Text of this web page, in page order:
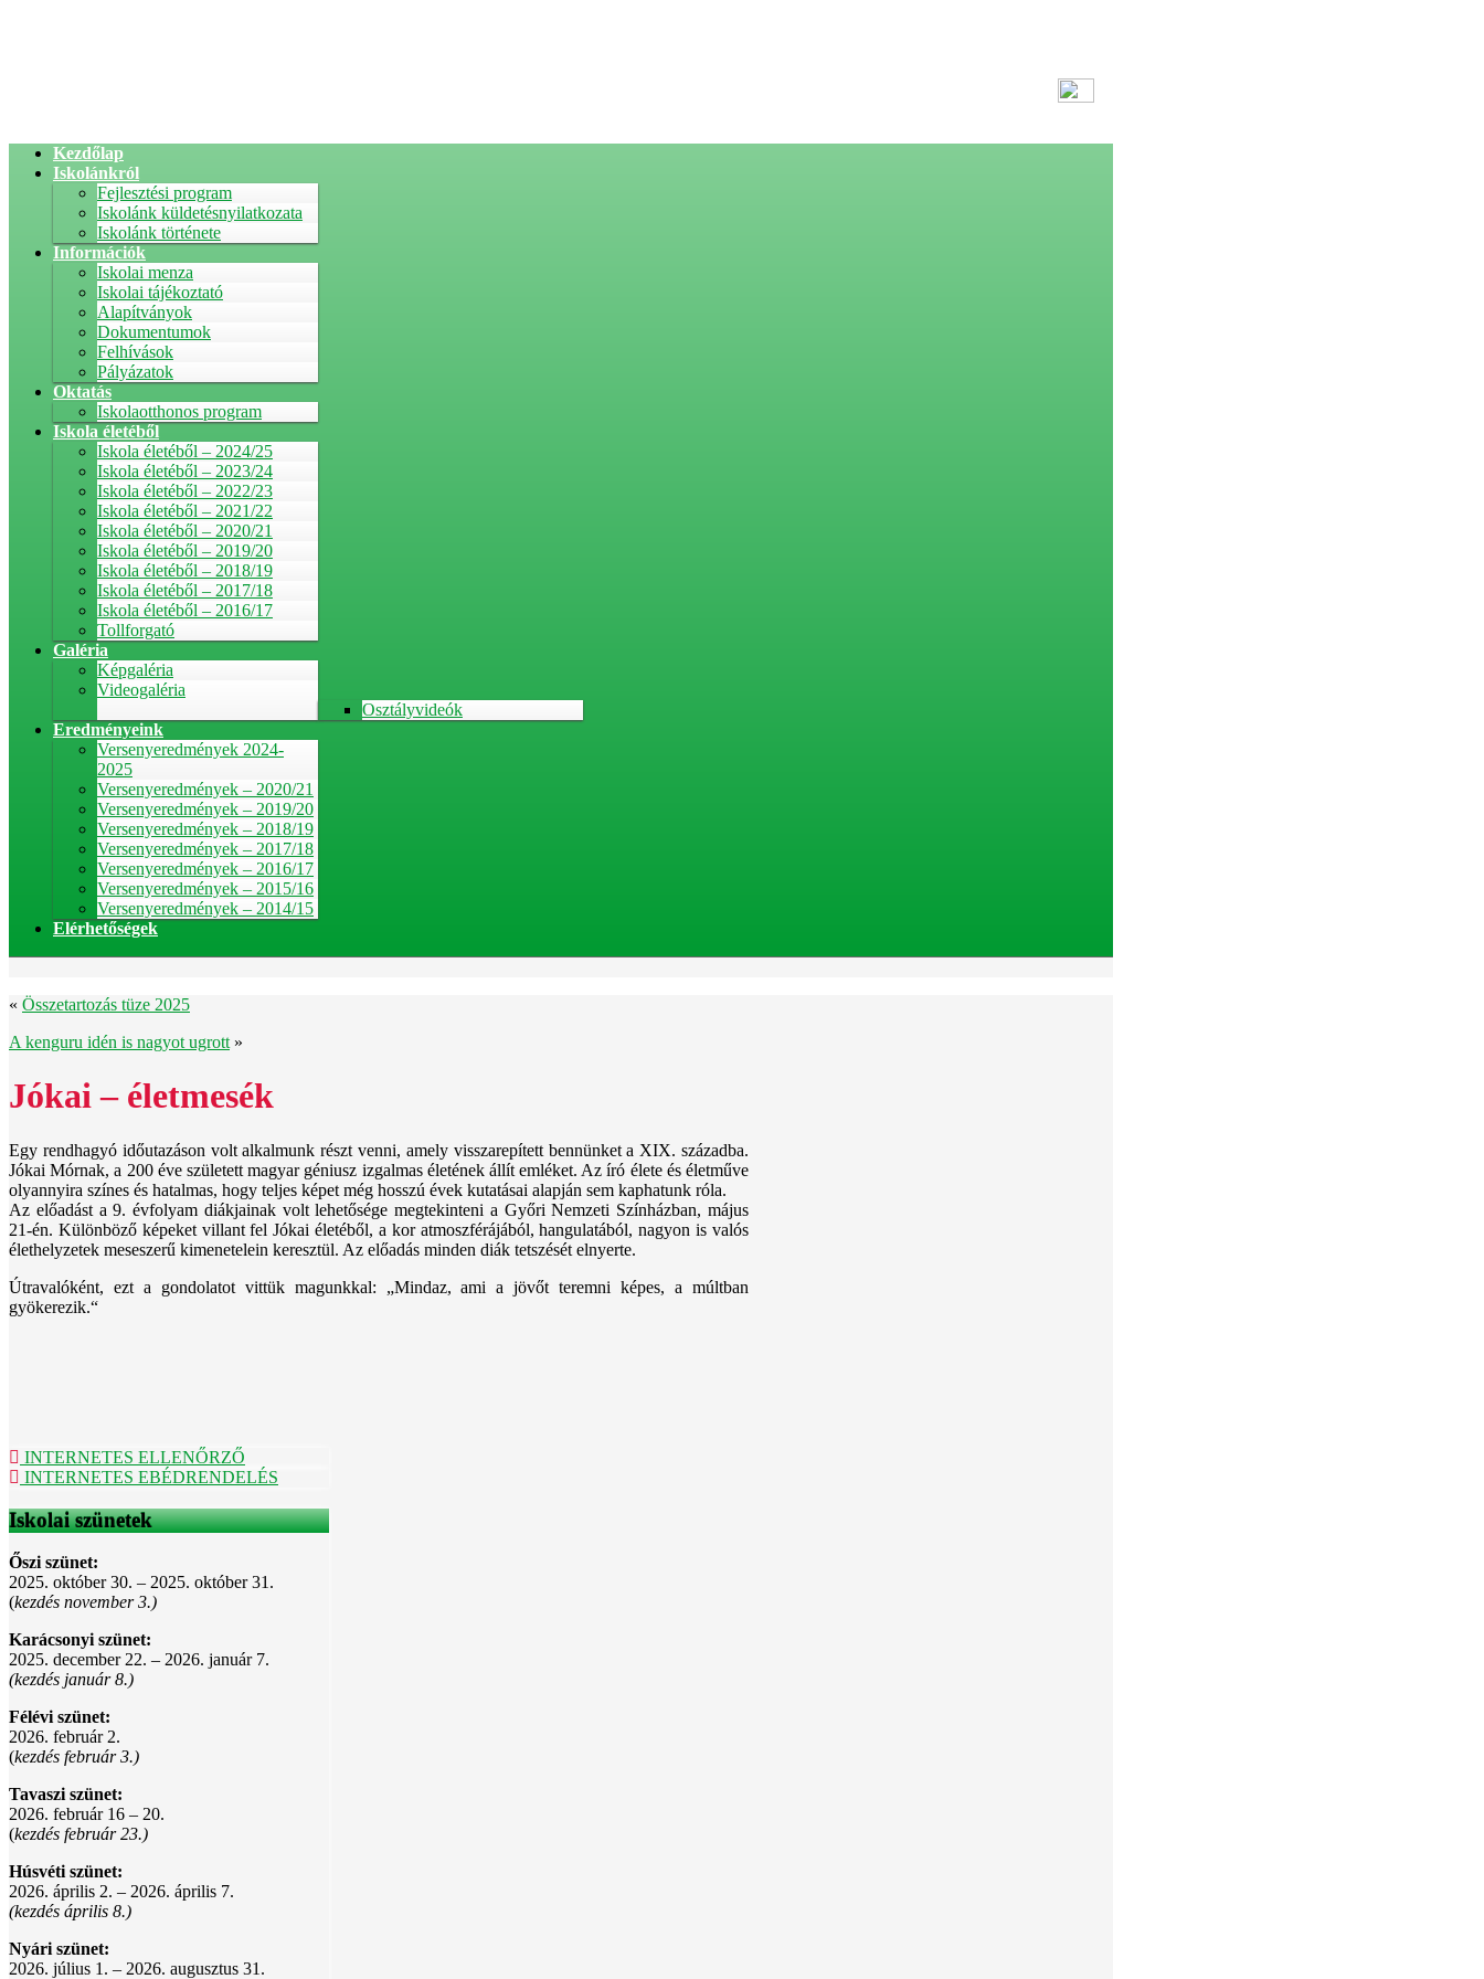
Kezdőlap
Iskolánkról
Fejlesztési program
Iskolánk küldetésnyilatkozata
Iskolánk története
Információk
Iskolai menza
Iskolai tájékoztató
Alapítványok
Dokumentumok
Felhívások
Pályázatok
Oktatás
Iskolaotthonos program
Iskola életéből
Iskola életéből – 2024/25
Iskola életéből – 2023/24
Iskola életéből – 2022/23
Iskola életéből – 2021/22
Iskola életéből – 2020/21
Iskola életéből – 2019/20
Iskola életéből – 2018/19
Iskola életéből – 2017/18
Iskola életéből – 2016/17
Tollforgató
Galéria
Képgaléria
Videogaléria
Osztályvideók
Eredményeink
Versenyeredmények 2024-
2025
Versenyeredmények – 2020/21
Versenyeredmények – 2019/20
Versenyeredmények – 2018/19
Versenyeredmények – 2017/18
Versenyeredmények – 2016/17
Versenyeredmények – 2015/16
Versenyeredmények – 2014/15
Elérhetőségek
« Összetartozás tüze 2025
A kenguru idén is nagyot ugrott »
Jókai – életmesék
Egy rendhagyó időutazáson volt alkalmunk részt venni, amely visszarepített bennünket a XIX. századba.
Jókai Mórnak, a 200 éve született magyar géniusz izgalmas életének állít emléket. Az író élete és életműve
olyannyira színes és hatalmas, hogy teljes képet még hosszú évek kutatásai alapján sem kaphatunk róla.
Az előadást a 9. évfolyam diákjainak volt lehetősége megtekinteni a Győri Nemzeti Színházban, május
21-én. Különböző képeket villant fel Jókai életéből, a kor atmoszférájából, hangulatából, nagyon is valós
élethelyzetek meseszerű kimenetelein keresztül. Az előadás minden diák tetszését elnyerte.
Útravalóként, ezt a gondolatot vittük magunkkal: „Mindaz, ami a jövőt teremni képes, a múltban
gyökerezik.“
INTERNETES ELLENŐRZŐ
INTERNETES EBÉDRENDELÉS
Iskolai szünetek
Őszi szünet:
2025. október 30. – 2025. október 31.
(kezdés november 3.)
Karácsonyi szünet:
2025. december 22. – 2026. január 7.
(kezdés január 8.)
Félévi szünet:
2026. február 2.
(kezdés február 3.)
Tavaszi szünet:
2026. február 16 – 20.
(kezdés február 23.)
Húsvéti szünet:
2026. április 2. – 2026. április 7.
(kezdés április 8.)
Nyári szünet:
2026. július 1. – 2026. augusztus 31.